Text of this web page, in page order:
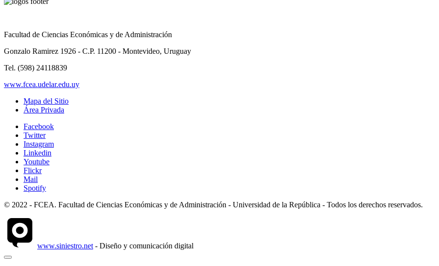
Facultad de Ciencias Económicas y de Administración
Gonzalo Ramirez 1926 - C.P. 11200 - Montevideo, Uruguay
Tel. (598) 24118839
www.fcea.udelar.edu.uy
Mapa del Sitio
Área Privada
Facebook
Twitter
Instagram
Linkedin
Youtube
Flickr
Mail
Spotify
© 2022 - FCEA. Facultad de Ciencias Económicas y de Administración - Universidad de la República - Todos los derechos reservados.
www.siniestro.net - Diseño y comunicación digital